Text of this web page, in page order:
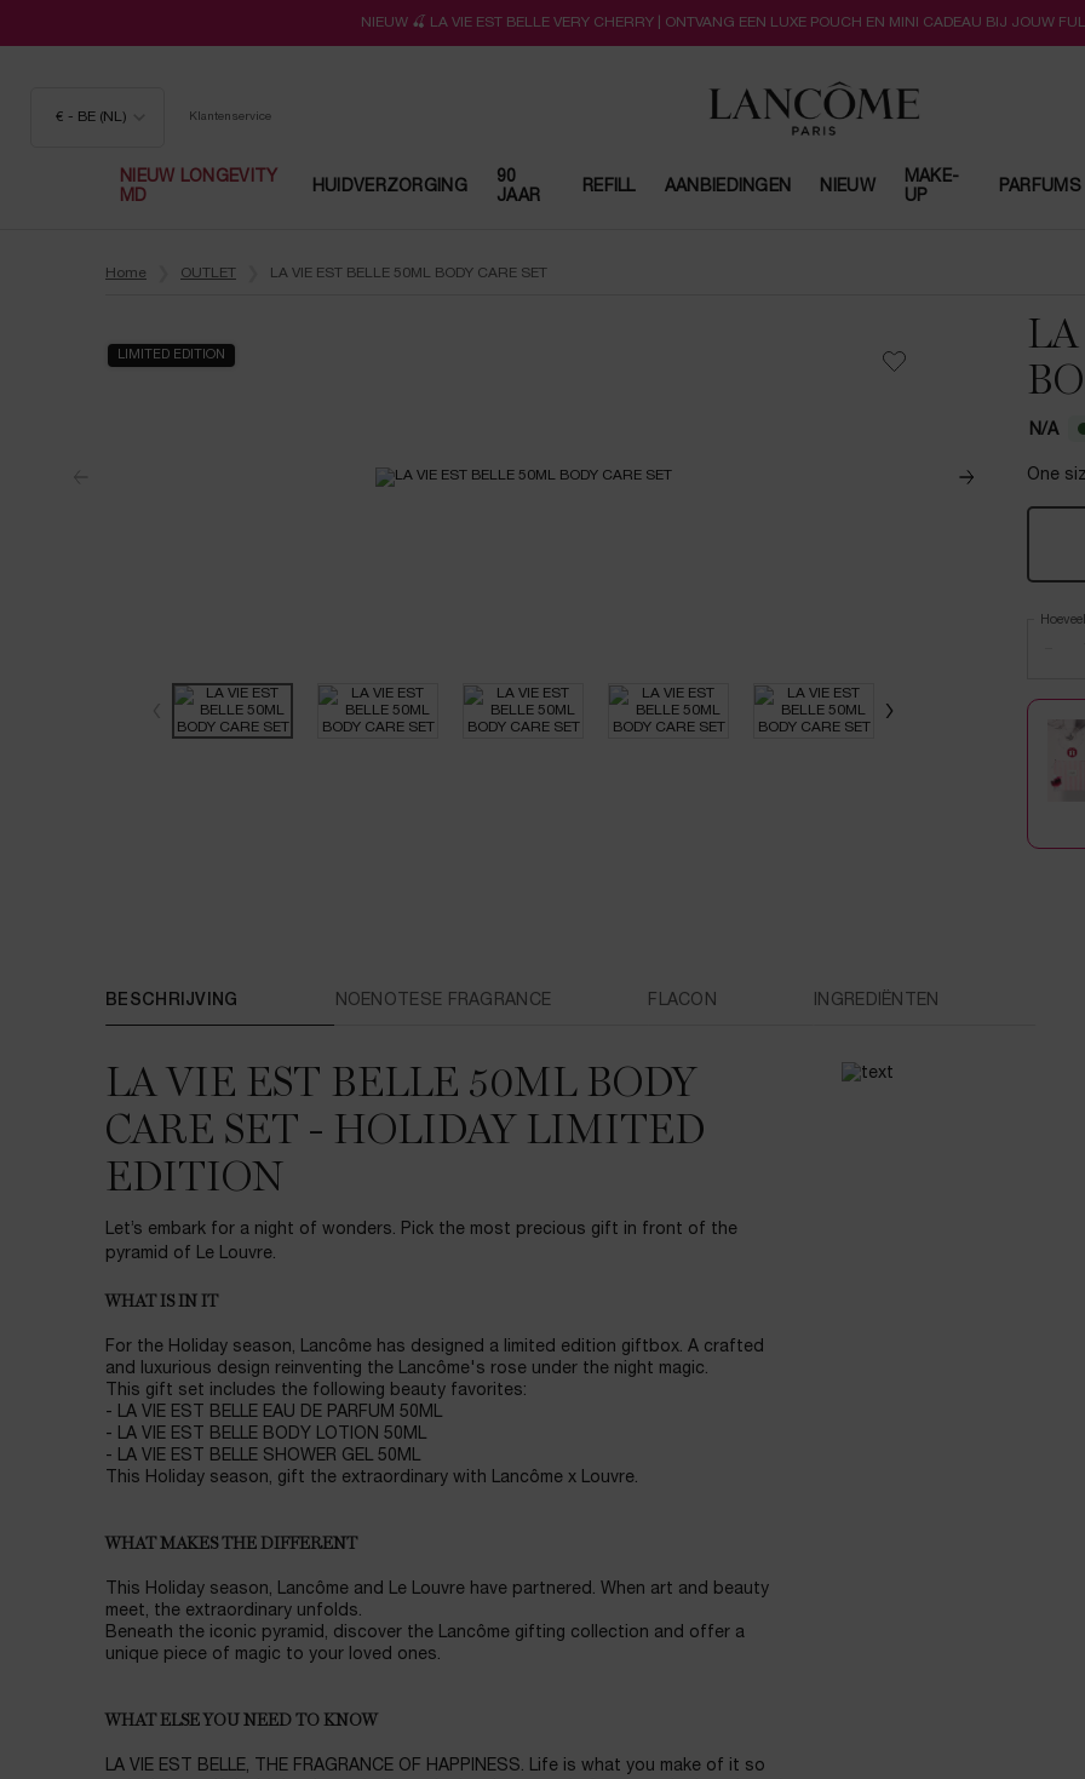
NIEUW 🍒 LA VIE EST BELLE VERY CHERRY | ONTVANG EEN LUXE POUCH EN MINI CADEAU BIJ JOUW
€ - BE (NL) Klantenservice
NIEUW LONGEVITY
MD
HUIDVERZORGING
90
JAAR
REFILL AANBIEDINGEN NIEUW
MAKE-
UP
PARFUMS
Home OUTLET LA VIE EST BELLE 50ML BODY CARE SET
N/A
LIMITED EDITION
One
BESCHRIJVING NOENOTESE FRAGRANCE FLACON INGREDIËNTEN
LA VIE EST BELLE 50ML BODY
CARE SET - HOLIDAY LIMITED
EDITION
Let’s embark for a night of wonders. Pick the most precious gift in front of the
pyramid of Le Louvre.
WHAT IS IN IT
For the Holiday season, Lancôme has designed a limited edition giftbox. A crafted
and luxurious design reinventing the Lancôme's rose under the night magic.
This gift set includes the following beauty favorites:
- LA VIE EST BELLE EAU DE PARFUM 50ML
- LA VIE EST BELLE BODY LOTION 50ML
- LA VIE EST BELLE SHOWER GEL 50ML
This Holiday season, gift the extraordinary with Lancôme x Louvre.
WHAT MAKES THE DIFFERENT
This Holiday season, Lancôme and Le Louvre have partnered. When art and beauty
meet, the extraordinary unfolds.
Beneath the iconic pyramid, discover the Lancôme gifting collection and offer a
unique piece of magic to your loved ones.
WHAT ELSE YOU NEED TO KNOW
LA VIE EST BELLE, THE FRAGRANCE OF HAPPINESS. Life is what you make of it so